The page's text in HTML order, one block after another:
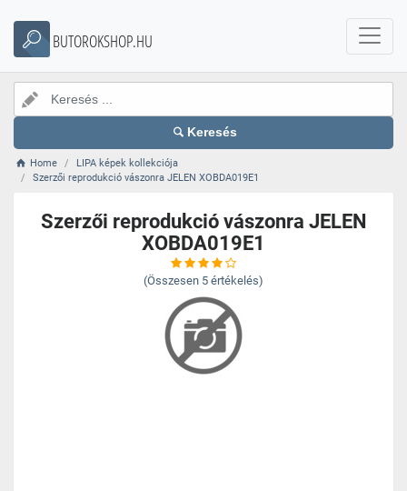
BUTOROKSHOP.HU
Keresés
Home
LIPA képek kollekciója
Szerzői reprodukció vászonra JELEN XOBDA019E1
Szerzői reprodukció vászonra JELEN
XOBDA019E1
(Összesen 5 értékelés)